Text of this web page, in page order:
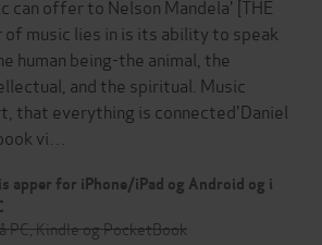
can offer to Nelson Mandela' [THE
of music lies in is its ability to speak
human being-the animal, the
and the spiritual. Music
that everything is connected'Daniel
vi…
apper for iPhone/iPad og Android og i
PC, Kindle og PocketBook